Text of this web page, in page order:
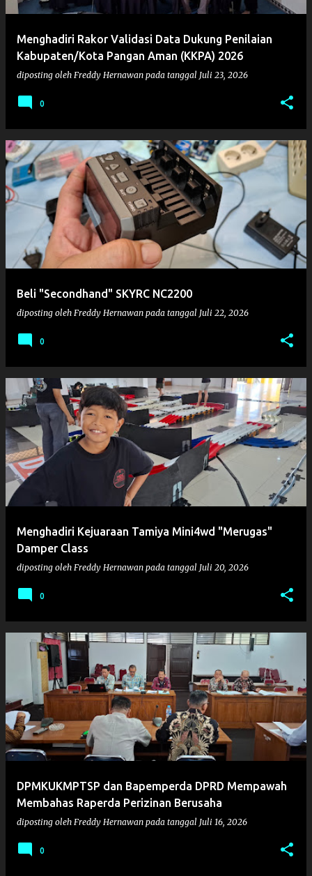
Menghadiri Rakor Validasi Data Dukung Penilaian
Kabupaten/Kota Pangan Aman (KKPA) 2026
diposting oleh Freddy Hernawan pada tanggal Juli 23, 2026
0
Beli "Secondhand" SKYRC NC2200
diposting oleh Freddy Hernawan pada tanggal Juli 22, 2026
0
Menghadiri Kejuaraan Tamiya Mini4wd "Merugas"
Damper Class
diposting oleh Freddy Hernawan pada tanggal Juli 20, 2026
0
DPMKUKMPTSP dan Bapemperda DPRD Mempawah
Membahas Raperda Perizinan Berusaha
diposting oleh Freddy Hernawan pada tanggal Juli 16, 2026
0